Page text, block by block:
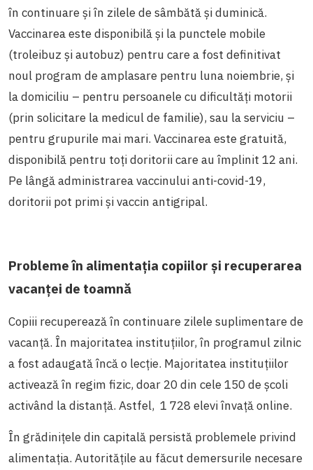
în continuare și în zilele de sâmbătă și duminică.
Vaccinarea este disponibilă și la punctele mobile
(troleibuz și autobuz) pentru care a fost definitivat
noul program de amplasare pentru luna noiembrie, și
la domiciliu – pentru persoanele cu dificultăți motorii
(prin solicitare la medicul de familie), sau la serviciu –
pentru grupurile mai mari. Vaccinarea este gratuită,
disponibilă pentru toți doritorii care au împlinit 12 ani.
Pe lângă administrarea vaccinului anti-covid-19,
doritorii pot primi și vaccin antigripal.
Probleme în alimentația copiilor și recuperarea
vacanței de toamnă
Copiii recuperează în continuare zilele suplimentare de
vacanță. În majoritatea instituțiilor, în programul zilnic
a fost adaugată încă o lecție. Majoritatea instituțiilor
activează în regim fizic, doar 20 din cele 150 de școli
activând la distanță. Astfel, 1 728 elevi învață online.
În grădinițele din capitală persistă problemele privind
alimentația. Autoritățile au făcut demersurile necesare